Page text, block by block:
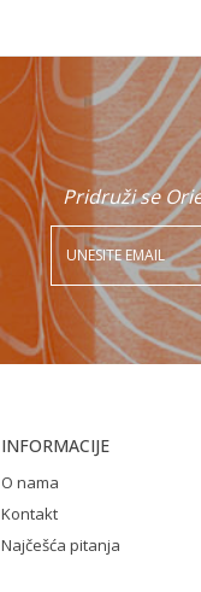
Pridruži se
INFORMACIJE
O nama
Kontakt
Najčešća pitanja